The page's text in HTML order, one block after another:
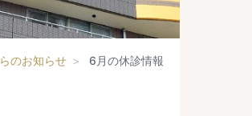
のお知らせ 6月の休診情報